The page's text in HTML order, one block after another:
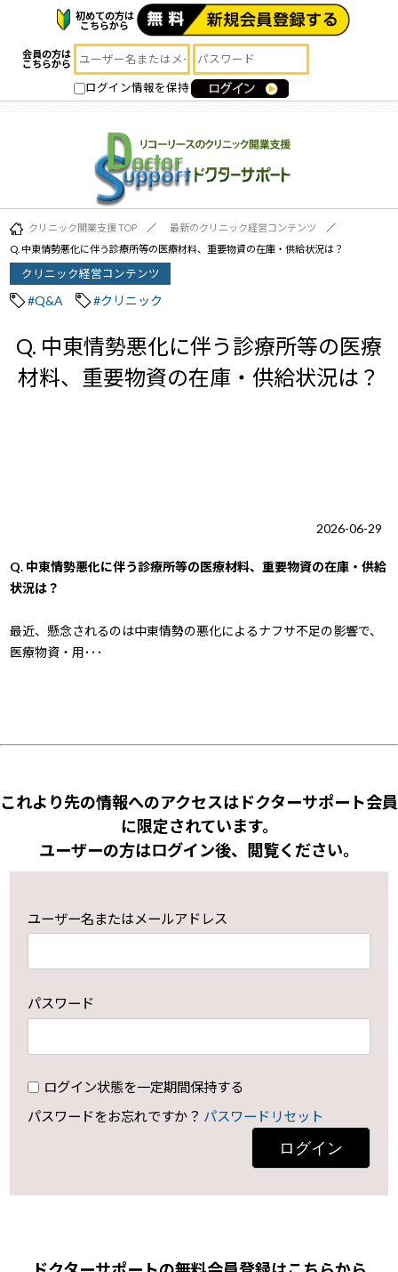
初めての方は
こちらから
会員の方は
こちらから
ログイン情報を保持
クリニック開業支援 TOP
最新のクリニック経営コンテンツ
Q. 中東情勢悪化に伴う診療所等の医療材料、重要物資の在庫・供給状況は？
クリニック経営コンテンツ
#Q&A #クリニック
Q. 中東情勢悪化に伴う診療所等の医療
材料、重要物資の在庫・供給状況は？
2026-06-29
Q. 中東情勢悪化に伴う診療所等の医療材料、重要物資の在庫・供給
状況は？
最近、懸念されるのは中東情勢の悪化によるナフサ不足の影響で、
医療物資・用･･･
これより先の情報へのアクセスはドクターサポート会員
に限定されています。
ユーザーの方はログイン後、閲覧ください。
ユーザー名またはメールアドレス
パスワード
ログイン状態を一定期間保持する
パスワードをお忘れですか？ パスワードリセット
ログイン